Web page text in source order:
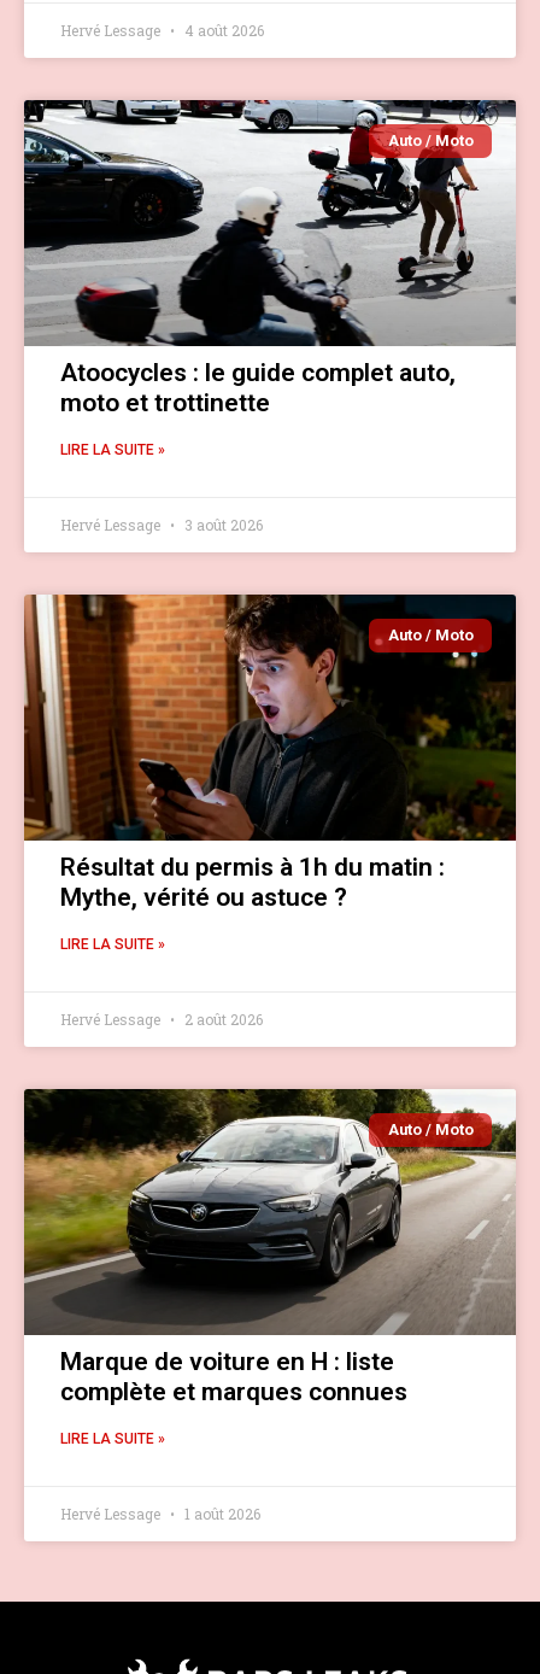
Hervé Lessage 4 août 2026
Auto / Moto
Atoocycles : le guide complet auto,
moto et trottinette
LIRE LA SUITE »
Hervé Lessage 3 août 2026
Auto / Moto
Résultat du permis à 1h du matin :
Mythe, vérité ou astuce ?
LIRE LA SUITE »
Hervé Lessage 2 août 2026
Auto / Moto
Marque de voiture en H : liste
complète et marques connues
LIRE LA SUITE »
Hervé Lessage 1 août 2026